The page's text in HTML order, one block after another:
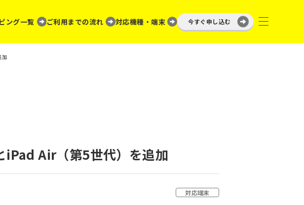
ング一覧 ご利用までの流れ 対応機種・端末 今すぐ申し込む
加
Air（第5世代）を追加
対応端末